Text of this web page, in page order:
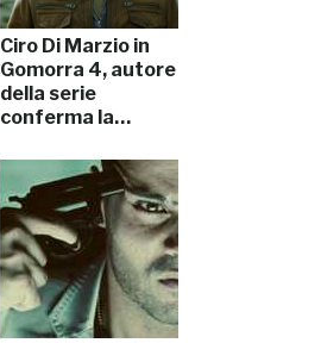
Ciro Di Marzio in
Gomorra 4, autore
della serie
conferma la…